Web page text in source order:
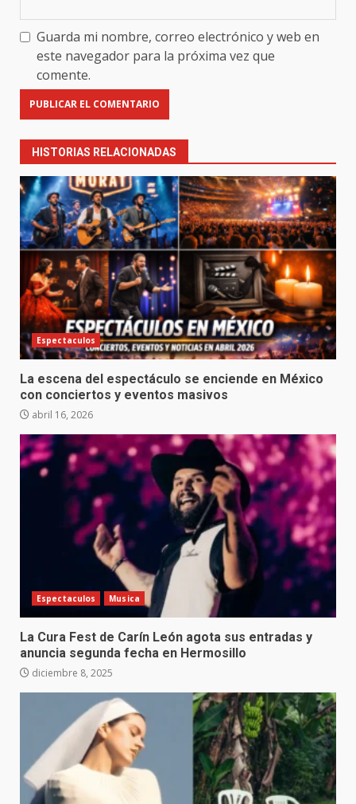
Guarda mi nombre, correo electrónico y web en
este navegador para la próxima vez que
comente.
HISTORIAS RELACIONADAS
Espectaculos
La escena del espectáculo se enciende en México
con conciertos y eventos masivos
abril 16, 2026
Espectaculos Musica
La Cura Fest de Carín León agota sus entradas y
anuncia segunda fecha en Hermosillo
diciembre 8, 2025